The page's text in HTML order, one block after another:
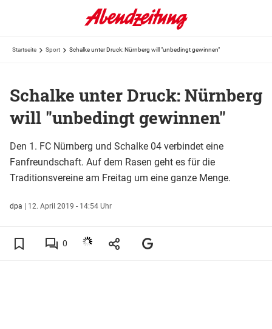
Startseite Sport Schalke unter Druck: Nürnberg will "unbedingt gewinnen"
Schalke unter Druck: Nürnberg
will "unbedingt gewinnen"
Den 1. FC Nürnberg und Schalke 04 verbindet eine
Fanfreundschaft. Auf dem Rasen geht es für die
Traditionsvereine am Freitag um eine ganze Menge.
dpa | 12. April 2019 - 14:54 Uhr
0